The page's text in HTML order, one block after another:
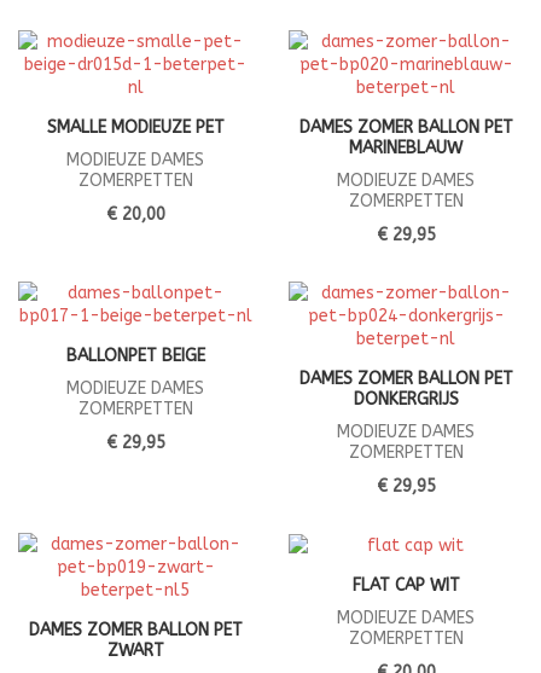
SMALLE MODIEUZE PET
MODIEUZE DAMES
ZOMERPETTEN
€ 20,00
DAMES ZOMER BALLON PET
MARINEBLAUW
MODIEUZE DAMES
ZOMERPETTEN
€ 29,95
BALLONPET BEIGE
MODIEUZE DAMES
ZOMERPETTEN
€ 29,95
DAMES ZOMER BALLON PET
DONKERGRIJS
MODIEUZE DAMES
ZOMERPETTEN
€ 29,95
DAMES ZOMER BALLON PET
ZWART
FLAT CAP WIT
MODIEUZE DAMES
ZOMERPETTEN